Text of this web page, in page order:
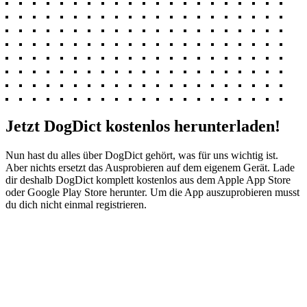
Jetzt DogDict kostenlos herunterladen!
Nun hast du alles über DogDict gehört, was für uns wichtig ist.
Aber nichts ersetzt das Ausprobieren auf dem eigenem Gerät. Lade
dir deshalb DogDict komplett kostenlos aus dem Apple App Store
oder Google Play Store herunter. Um die App auszuprobieren musst
du dich nicht einmal registrieren.